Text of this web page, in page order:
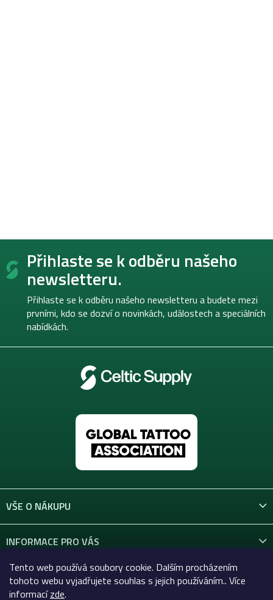
Tento web používá soubory cookie. Dalším procházením
tohoto webu vyjadřujete souhlas s jejich používáním.. Více
informacízde.
Z
Přihlaste se k odběru našeho
newsletteru.
Přihlaste se k odběru našeho newsletteru a budete mezi
prvními, kdo se dozví o novinkách, událostech a speciálních
nabídkách.
VŠE O NÁKUPU
INFORMACE PRO VÁS
KONTAKT